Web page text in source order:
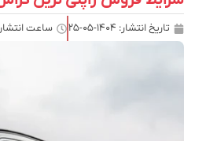
تاریخ انتشار: ۱۴۰۴-۰۵-۲۵ ساعت انتشار